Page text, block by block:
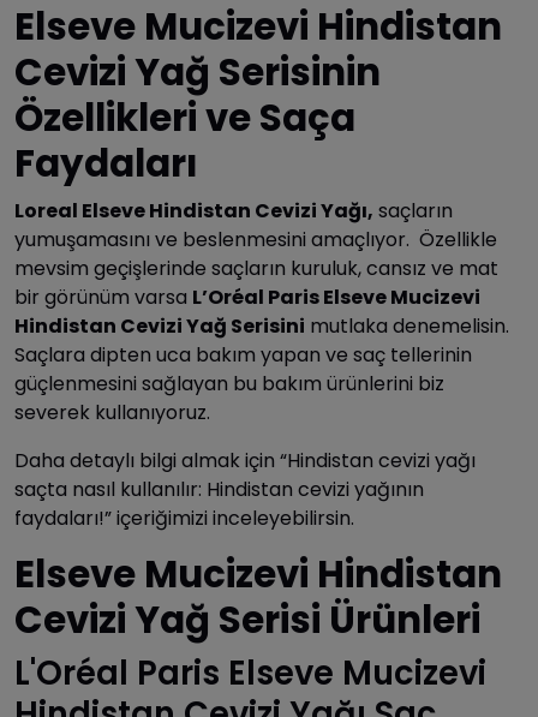
Elseve Mucizevi Hindistan
Cevizi Yağ Serisinin
Özellikleri ve Saça
Faydaları
Loreal Elseve Hindistan Cevizi Yağı, saçların
yumuşamasını ve beslenmesini amaçlıyor. Özellikle
mevsim geçişlerinde saçların kuruluk, cansız ve mat
bir görünüm varsa L’Oréal Paris Elseve Mucizevi
Hindistan Cevizi Yağ Serisini mutlaka denemelisin.
Saçlara dipten uca bakım yapan ve saç tellerinin
güçlenmesini sağlayan bu bakım ürünlerini biz
severek kullanıyoruz.
Daha detaylı bilgi almak için “Hindistan cevizi yağı
saçta nasıl kullanılır: Hindistan cevizi yağının
faydaları!” içeriğimizi inceleyebilirsin.
Elseve Mucizevi Hindistan
Cevizi Yağ Serisi Ürünleri
L'Oréal Paris Elseve Mucizevi